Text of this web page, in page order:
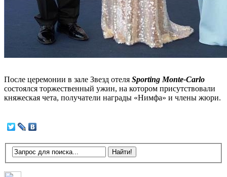
После церемонии в зале Звезд отеля Sporting Monte-Carlo
состоялся торжественный ужин, на котором присутствовали
княжеская чета, получатели награды «Нимфа» и члены жюри.